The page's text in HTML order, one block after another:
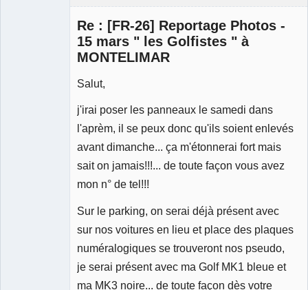
Re : [FR-26] Reportage Photos -
15 mars " les Golfistes " à
MONTELIMAR
Salut,
j'irai poser les panneaux le samedi dans
l'aprèm, il se peux donc qu'ils soient enlevés
avant dimanche... ça m'étonnerai fort mais
sait on jamais!!!... de toute façon vous avez
mon n° de tel!!!
Sur le parking, on serai déjà présent avec
sur nos voitures en lieu et place des plaques
numéralogiques se trouveront nos pseudo,
je serai présent avec ma Golf MK1 bleue et
ma MK3 noire... de toute façon dès votre